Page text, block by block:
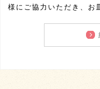
様にご協力いただき、お